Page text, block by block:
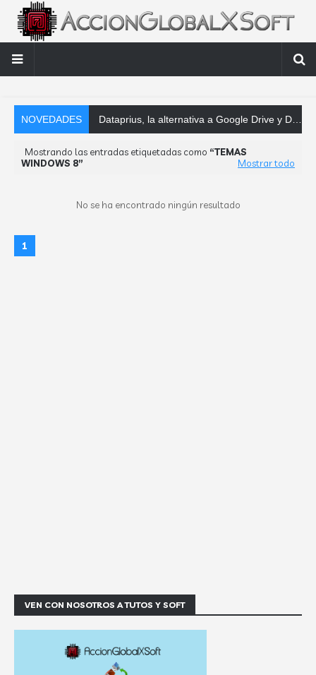
NOVEDADES Dataprius, la alternativa a Google Drive y Dropbox que las empresas deberían conocer
Mostrando las entradas etiquetadas como
TEMAS
WINDOWS 8
Mostrar todo
No se ha encontrado ningún resultado
1
VEN CON NOSOTROS A TUTOS Y SOFT